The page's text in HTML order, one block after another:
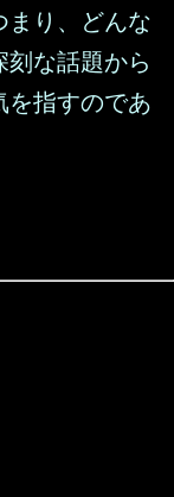
まり、どんな
な話題から
を指すのであ